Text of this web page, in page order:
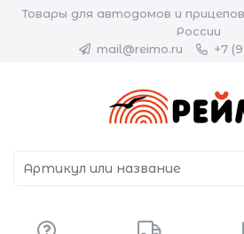
Товары для автодомов и
России
mail@reimo.ru
+7